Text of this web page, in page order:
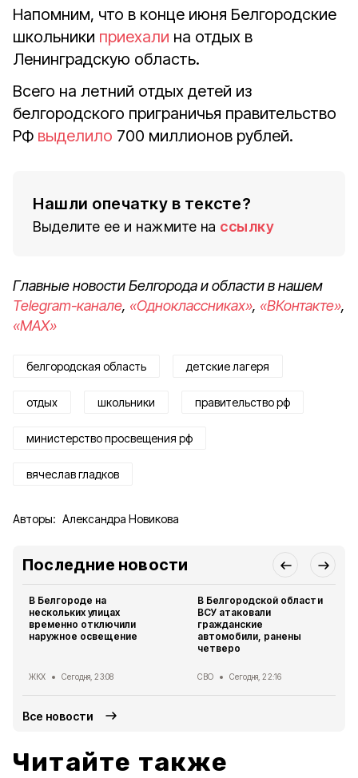
Напомним, что в конце июня Белгородские
школьники приехали на отдых в
Ленинградскую область.
Всего на летний отдых детей из
белгородского приграничья правительство
РФ выделило 700 миллионов рублей.
Нашли опечатку в тексте?
Выделите ее и нажмите на ссылку
Главные новости Белгорода и области в нашем
Telegram-канале, «Одноклассниках», «ВКонтакте»,
«MAX»
белгородская область детские лагеря
отдых школьники правительство рф
министерство просвещения рф
вячеслав гладков
Авторы: Александра Новикова
Последние новости
В Белгороде на
нескольких улицах
временно отключили
наружное освещение
ЖКХ Сегодня, 23:08
В Белгородской области
ВСУ атаковали
гражданские
автомобили, ранены
четверо
СВО Сегодня, 22:16
Все новости
Читайте также